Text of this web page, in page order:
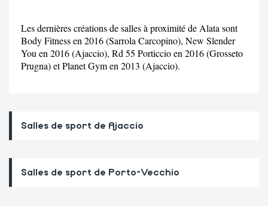
Les dernières créations de salles à proximité de Alata sont
Body Fitness en 2016 (Sarrola Carcopino), New Slender
You en 2016 (Ajaccio), Rd 55 Porticcio en 2016 (Grosseto
Prugna) et Planet Gym en 2013 (Ajaccio).
Salles de sport de Ajaccio
Salles de sport de Porto-Vecchio